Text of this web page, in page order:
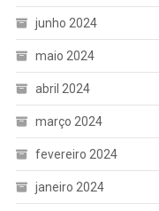
junho 2024
maio 2024
abril 2024
março 2024
fevereiro 2024
janeiro 2024